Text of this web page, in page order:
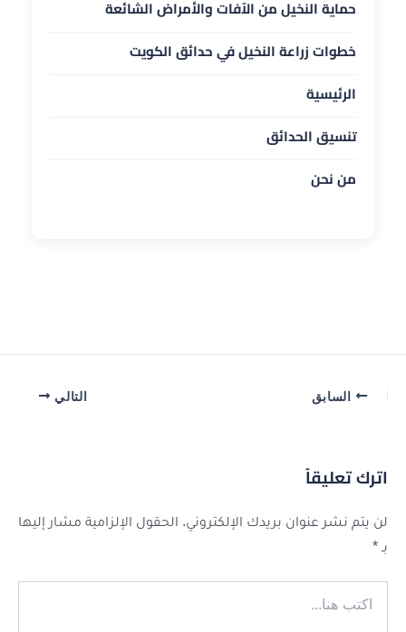
حماية النخيل من الآفات والأمراض الشائعة
خطوات زراعة النخيل في حدائق الكويت
الرئيسية
تنسيق الحدائق
من نحن
السابق التالي
اترك تعليقاً
لن يتم نشر عنوان بريدك الإلكتروني. الحقول الإلزامية مشار إليها
بـ *
هنا...